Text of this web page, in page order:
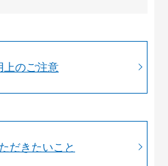
上のご注意
だきたいこと